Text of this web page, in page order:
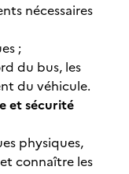
nécessaires
;
du bus, les
du véhicule.
et sécurité
physiques,
connaître les